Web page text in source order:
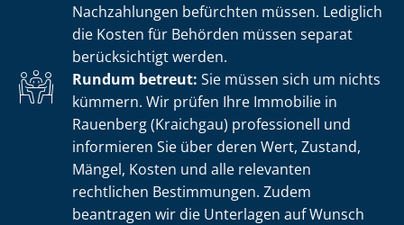
Nachzahlungen befürchten müssen. Lediglich
die Kosten für Behörden müssen separat
berücksichtigt werden.
Rundum betreut: Sie müssen sich um nichts
kümmern. Wir prüfen Ihre Immobilie in
Rauenberg (Kraichgau) professionell und
informieren Sie über deren Wert, Zustand,
Mängel, Kosten und alle relevanten
rechtlichen Bestimmungen. Zudem
beantragen wir die Unterlagen auf Wunsch